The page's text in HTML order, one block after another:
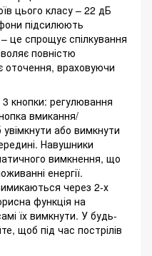
цього класу – 22 дБ
підсилюють
це спрощує спілкування
повністю
враховуючи
кнопки: регулювання
вмикання/
або вимкнути
Навушники
вимкнення, що
енергії.
через 2-х
функція на
їх вимкнути. У будь-
щоб під час пострілів